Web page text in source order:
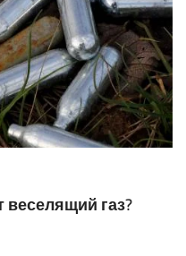
веселящий газ?